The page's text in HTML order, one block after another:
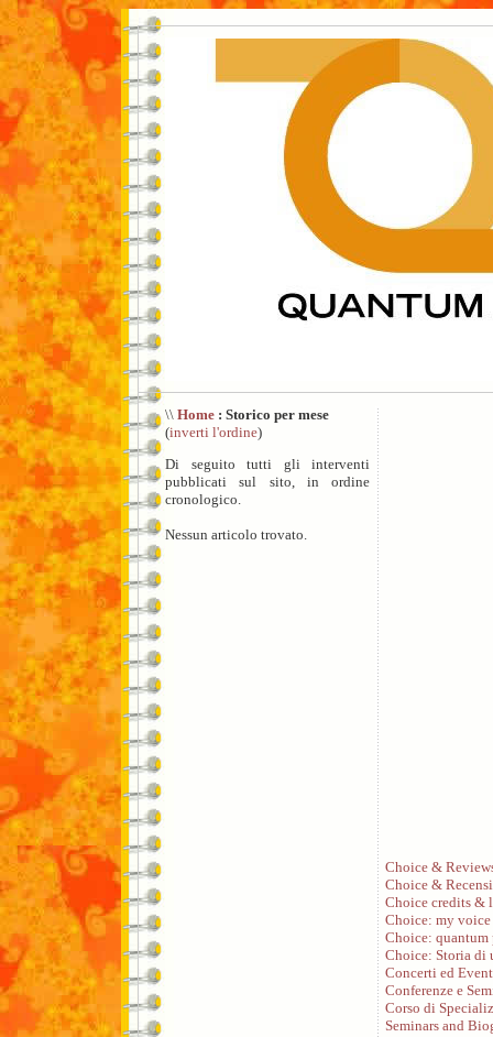
\\ Home : Storico per mese
(inverti l'ordine)
Di seguito tutti gli interventi
pubblicati sul sito, in ordine
cronologico.
Nessun articolo trovato.
Choice &
Choice &
Choice credits &
Choice: my
Choice: quantum
Choice: Storia di
Concerti ed
Conferenze e
Corso di
Seminars and